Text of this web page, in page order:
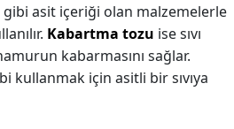
asit içeriği olan malzemelerle
Kabartma tozu ise sıvı
kabarmasını sağlar.
kullanmak için asitli bir sıvıya